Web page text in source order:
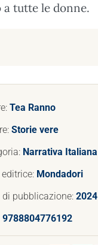
tutte le donne.
Tea Ranno
Storie vere
Narrativa Italiana
Mondadori
di pubblicazione: 2024
9788804776192